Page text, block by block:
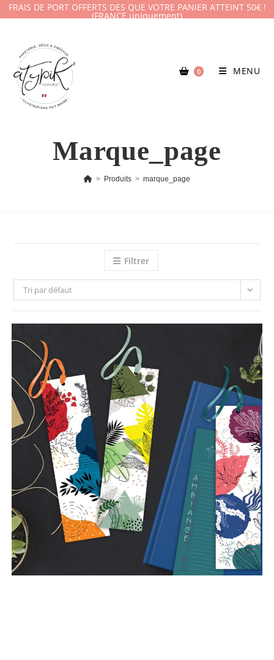
FRAIS DE PORT OFFERTS DES QUE VOTRE PANIER ATTEINT 50€ !
(FRANCE uniquement)
0 MENU
Marque_page
> Produits > marque_page
Filtrer
Tri par défaut